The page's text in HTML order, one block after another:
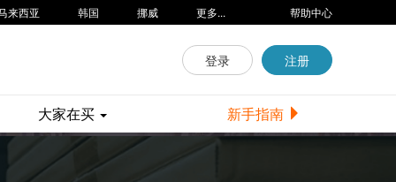
来西亚 韩国 挪威 更多... 帮助中心
登录 注册
新手指南
大家在买